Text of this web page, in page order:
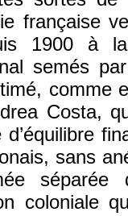
française
1900 à la
semés
comme
Costa,
d’équilibre
sans
séparée
coloniale